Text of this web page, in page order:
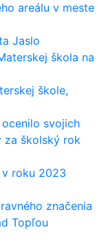
areálu v meste
Jaslo
škola na
škole,
svojich
za školský rok
roku 2023
značenia
Topľou